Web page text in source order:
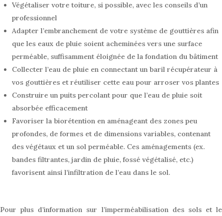
Végétaliser votre toiture, si possible, avec les conseils d’un
professionnel
Adapter l’embranchement de votre système de gouttières afin
que les eaux de pluie soient acheminées vers une surface
perméable, suffisamment éloignée de la fondation du bâtiment
Collecter l’eau de pluie en connectant un baril récupérateur à
vos gouttières et réutiliser cette eau pour arroser vos plantes
Construire un puits percolant pour que l’eau de pluie soit
absorbée efficacement
Favoriser la biorétention en aménageant des zones peu
profondes, de formes et de dimensions variables, contenant
des végétaux et un sol perméable. Ces aménagements (ex.
bandes filtrantes, jardin de pluie, fossé végétalisé, etc.)
favorisent ainsi l’infiltration de l’eau dans le sol.
Pour plus d’information sur l’imperméabilisation des sols et le